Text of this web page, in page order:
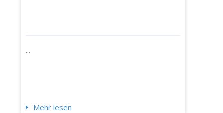
...
Mehr lesen